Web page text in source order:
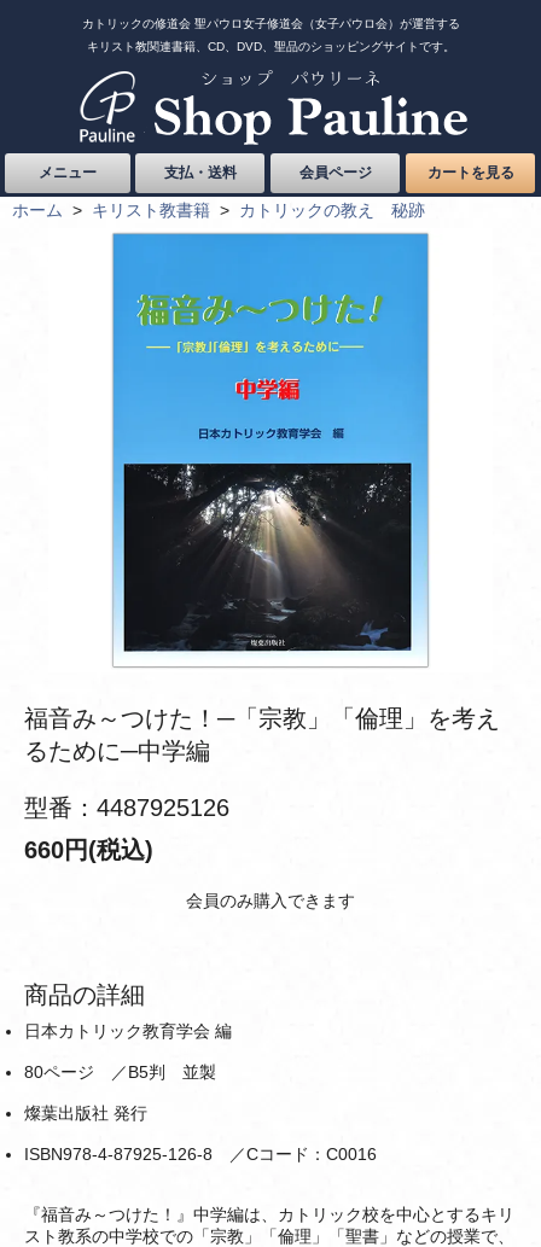
カトリックの修道会 聖パウロ女子修道会（女子パウロ会）が運営する
キリスト教関連書籍、CD、DVD、聖品のショッピングサイトです。
メニュー 支払・送料 会員ページ カートを見る
ホーム > キリスト教書籍 > カトリックの教え 秘跡
福音み～つけた！─「宗教」「倫理」を考え
るために─中学編
型番：4487925126
660円(税込)
会員のみ購入できます
商品の詳細
日本カトリック教育学会 編
80ページ ／B5判 並製
燦葉出版社 発行
ISBN978-4-87925-126-8 ／Cコード：C0016
『福音み～つけた！』中学編は、カトリック校を中心とするキリ
スト教系の中学校での「宗教」「倫理」「聖書」などの授業で、